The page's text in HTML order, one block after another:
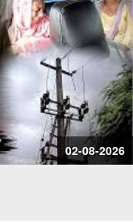
02-08-2026